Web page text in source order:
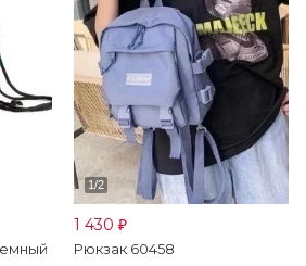
1 430 ₽
Рюкзак 60458